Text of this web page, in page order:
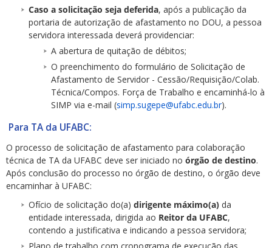
Caso a solicitação seja deferida, após a publicação da
portaria de autorização de afastamento no DOU, a pessoa
servidora interessada deverá providenciar:
A abertura de quitação de débitos;
O preenchimento do formulário de Solicitação de
Afastamento de Servidor - Cessão/Requisição/Colab.
Técnica/Compos. Força de Trabalho e encaminhá-lo à
SIMP via e-mail (simp.sugepe@ufabc.edu.br).
Para TA da UFABC:
O processo de solicitação de afastamento para colaboração
técnica de TA da UFABC deve ser iniciado no órgão de destino.
Após conclusão do processo no órgão de destino, o órgão deve
encaminhar à UFABC:
Ofício de solicitação do(a) dirigente máximo(a) da
entidade interessada, dirigida ao Reitor da UFABC,
contendo a justificativa e indicando a pessoa servidora;
Plano de trabalho com cronograma de execução das